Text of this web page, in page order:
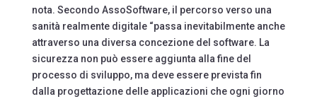
nota. Secondo AssoSoftware, il percorso verso una
sanità realmente digitale “passa inevitabilmente anche
attraverso una diversa concezione del software. La
sicurezza non può essere aggiunta alla fine del
processo di sviluppo, ma deve essere prevista fin
dalla progettazione delle applicazioni che ogni giorno